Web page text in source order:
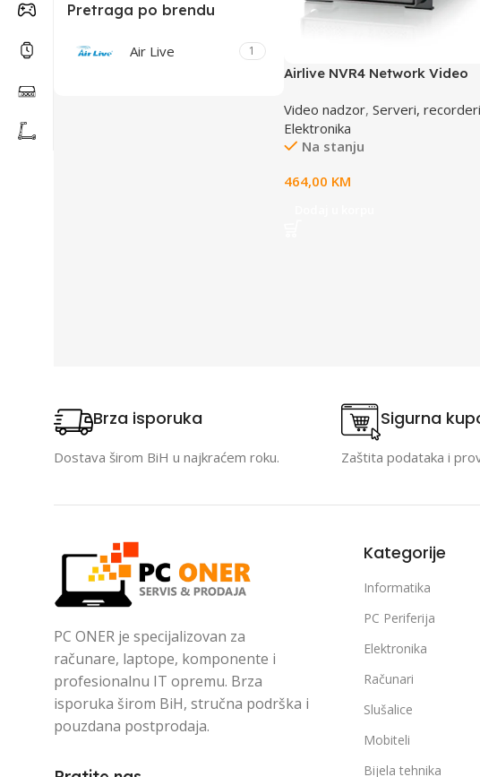
Pretraga po brendu
Air Live 1
Airlive NVR4 Network Video
Video nadzor, Serveri, recorderi
Elektronika
Na stanju
464,00 KM
Brza isporuka
Dostava širom BiH u najkraćem roku.
Sigurna
Zaštita podataka i
PC ONER je specijalizovan za
računare, laptope, komponente i
profesionalnu IT opremu. Brza
isporuka širom BiH, stručna podrška i
pouzdana postprodaja.
Kategorije
Informatika
PC Periferija
Elektronika
Računari
Slušalice
Mobiteli
Bijela tehnika